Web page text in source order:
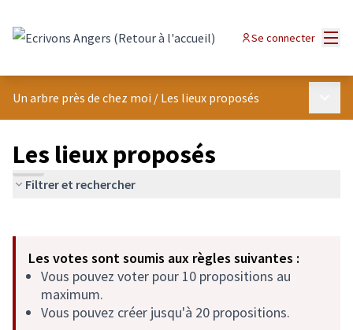
Se connecter
Un arbre près de chez moi / Les lieux proposés
Les lieux proposés
Filtrer et rechercher
−
Les votes sont soumis aux règles suivantes :
Vous pouvez voter pour 10 propositions au
maximum.
Vous pouvez créer jusqu'à 20 propositions.